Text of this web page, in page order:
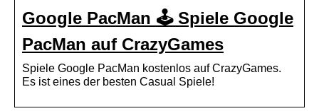
Google PacMan 🕹️ Spiele Google
PacMan auf CrazyGames
Spiele Google PacMan kostenlos auf CrazyGames.
Es ist eines der besten Casual Spiele!